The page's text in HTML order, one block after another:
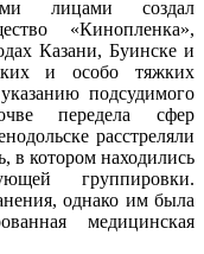
лицами создал
«Кинопленка»,
Казани, Буинске и
и особо тяжких
подсудимого
передела сфер
расстреляли
в котором находились
группировки.
однако им была
медицинская